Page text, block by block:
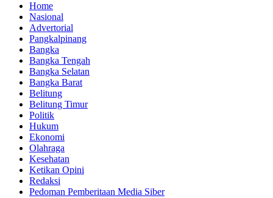
Home
Nasional
Advertorial
Pangkalpinang
Bangka
Bangka Tengah
Bangka Selatan
Bangka Barat
Belitung
Belitung Timur
Politik
Hukum
Ekonomi
Olahraga
Kesehatan
Ketikan Opini
Redaksi
Pedoman Pemberitaan Media Siber